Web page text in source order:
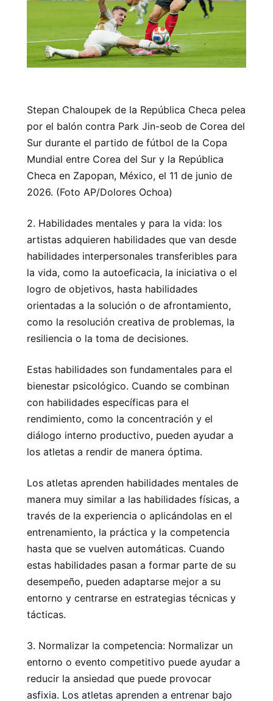
Stepan Chaloupek de la República Checa pelea
por el balón contra Park Jin-seob de Corea del
Sur durante el partido de fútbol de la Copa
Mundial entre Corea del Sur y la República
Checa en Zapopan, México, el 11 de junio de
2026. (Foto AP/Dolores Ochoa)
2. Habilidades mentales y para la vida: los
artistas adquieren habilidades que van desde
habilidades interpersonales transferibles para
la vida, como la autoeficacia, la iniciativa o el
logro de objetivos, hasta habilidades
orientadas a la solución o de afrontamiento,
como la resolución creativa de problemas, la
resiliencia o la toma de decisiones.
Estas habilidades son fundamentales para el
bienestar psicológico. Cuando se combinan
con habilidades específicas para el
rendimiento, como la concentración y el
diálogo interno productivo, pueden ayudar a
los atletas a rendir de manera óptima.
Los atletas aprenden habilidades mentales de
manera muy similar a las habilidades físicas, a
través de la experiencia o aplicándolas en el
entrenamiento, la práctica y la competencia
hasta que se vuelven automáticas. Cuando
estas habilidades pasan a formar parte de su
desempeño, pueden adaptarse mejor a su
entorno y centrarse en estrategias técnicas y
tácticas.
3. Normalizar la competencia: Normalizar un
entorno o evento competitivo puede ayudar a
reducir la ansiedad que puede provocar
asfixia. Los atletas aprenden a entrenar bajo